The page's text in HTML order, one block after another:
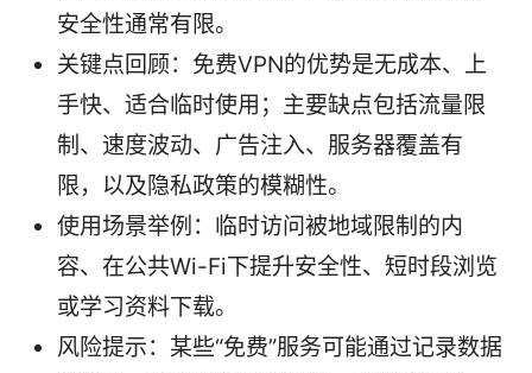
安全性通常有限。
关键点回顾：免费VPN的优势是无成本、上
手快、适合临时使用；主要缺点包括流量限
制、速度波动、广告注入、服务器覆盖有
限，以及隐私政策的模糊性。
使用场景举例：临时访问被地域限制的内
容、在公共Wi-Fi下提升安全性、短时段浏览
或学习资料下载。
风险提示：某些“免费”服务可能通过记录数据